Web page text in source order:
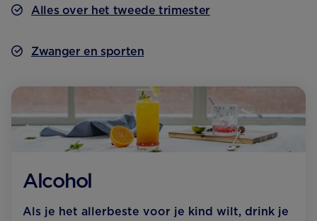
Alles over het tweede trimester
Zwanger en sporten
Alcohol
Als je het allerbeste voor je kind wilt, drink je